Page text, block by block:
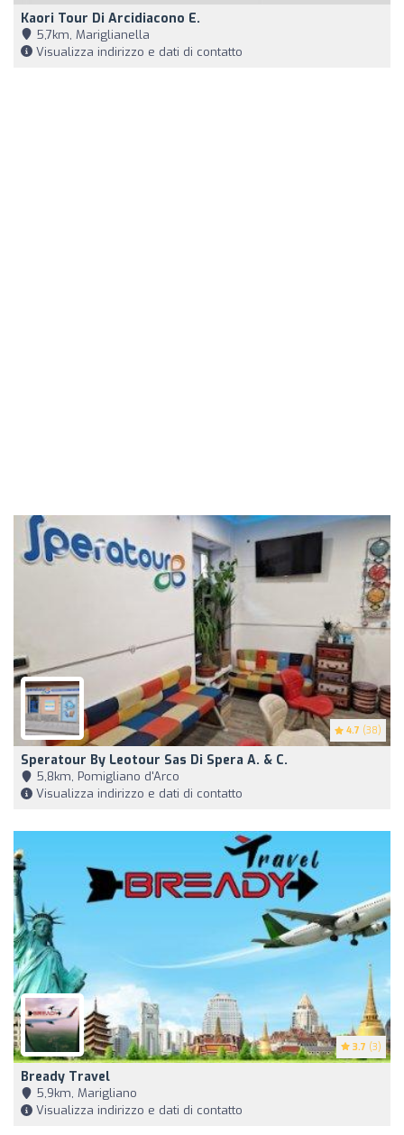
Kaori Tour Di Arcidiacono E.
5,7km, Mariglianella
Visualizza indirizzo e dati di contatto
4.7 (38)
Speratour By Leotour Sas Di Spera A. & C.
5,8km, Pomigliano d'Arco
Visualizza indirizzo e dati di contatto
3.7 (3)
Bready Travel
5,9km, Marigliano
Visualizza indirizzo e dati di contatto